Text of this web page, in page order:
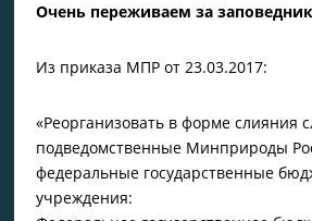
Очень переживаем за
Из приказа МПР от 23.03.2017:
«Реорганизовать в форме слияния
подведомственные Минприроды
федеральные государственные
учреждения: